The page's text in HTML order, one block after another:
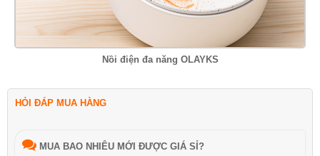
Nồi điện đa năng OLAYKS
HỎI ĐÁP MUA HÀNG
MUA BAO NHIÊU MỚI ĐƯỢC GIÁ SỈ?